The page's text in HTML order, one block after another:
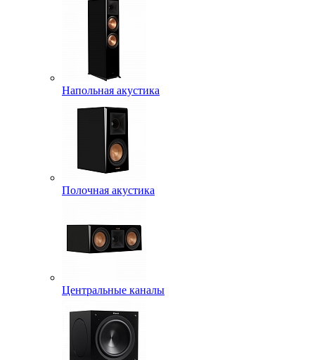
Напольная акустика
Полочная акустика
Центральные каналы